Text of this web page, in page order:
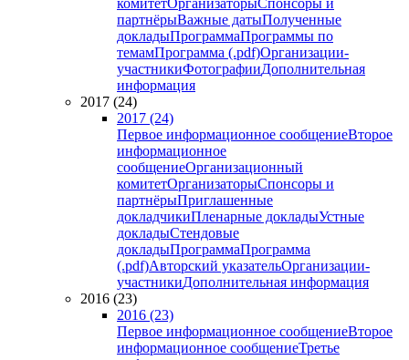
комитетОрганизаторыСпонсоры и
партнёрыВажные датыПолученные
докладыПрограммаПрограммы по
темамПрограмма (.pdf)Организации-
участникиФотографииДополнительная
информация
2017 (24)
2017 (24)
Первое информационное сообщениеВторое
информационное
сообщениеОрганизационный
комитетОрганизаторыСпонсоры и
партнёрыПриглашенные
докладчикиПленарные докладыУстные
докладыСтендовые
докладыПрограммаПрограмма
(.pdf)Авторский указательОрганизации-
участникиДополнительная информация
2016 (23)
2016 (23)
Первое информационное сообщениеВторое
информационное сообщениеТретье